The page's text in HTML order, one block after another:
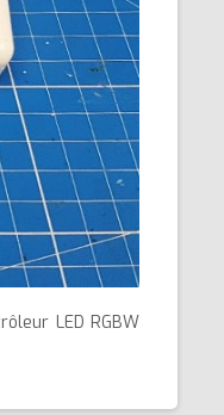
LED RGBW